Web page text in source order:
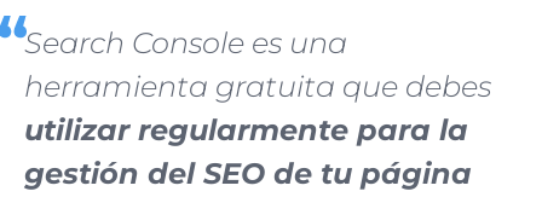
Search Console es una
herramienta gratuita que debes
utilizar regularmente para la
gestión del SEO de tu página